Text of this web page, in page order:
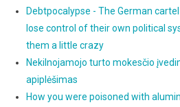
Debtpocalypse - The German
lose control of their own political
them a little crazy
Nekilnojamojo turto mokesčio
apiplėšimas
How you were poisoned with